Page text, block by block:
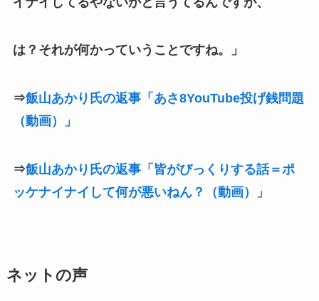
は？それが何かっていうことですね。」
⇒飯山あかり氏の返事「あさ8YouTube投げ銭問題
（動画）」
⇒飯山あかり氏の返事「皆がびっくりする話＝ポ
ッケナイナイして何が悪いねん？（動画）」
ネットの声